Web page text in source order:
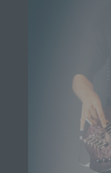
virtuellen
Die
Cookies
mittels
genutzten
der Setzung
Cookies
andere
ist in allen